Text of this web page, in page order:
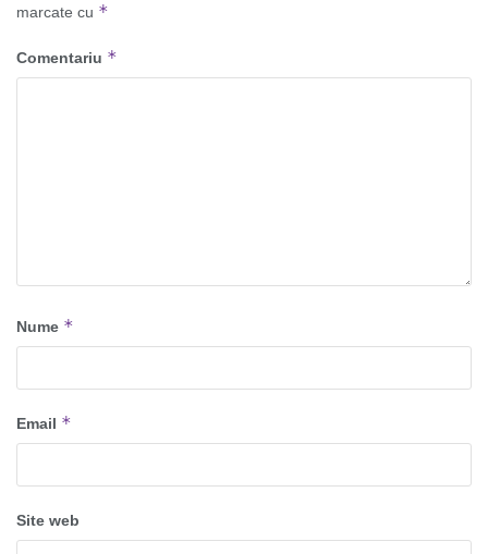
marcate cu *
Comentariu *
Nume *
Email *
Site web